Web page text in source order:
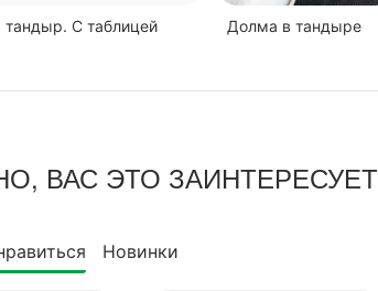
тандыр. С таблицей
​Долма в тандыре
ВАС ЭТО ЗАИНТЕРЕСУЕТ
Новинки